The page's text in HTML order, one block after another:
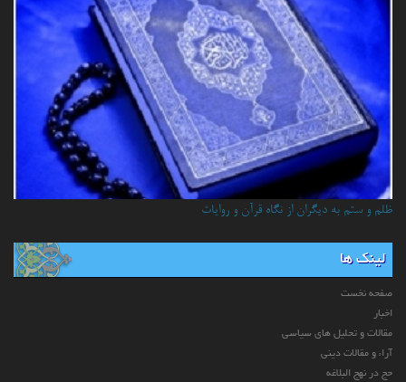
ظلم و ستم به دیگران از نگاه قرآن و روایات
لینک ها
صفحه نخست
اخبار
مقالات و تحلیل های سیاسی
آراء و مقالات دینی
حج در نهج البلاغه